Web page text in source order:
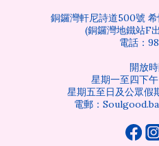
銅鑼灣軒尼詩道500號
(銅鑼灣地鐵站F
電話：
開放時
星期一至四下
星期五至日及公眾假
電郵：